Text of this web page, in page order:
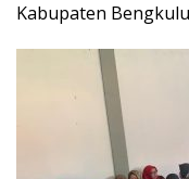
Kabupaten